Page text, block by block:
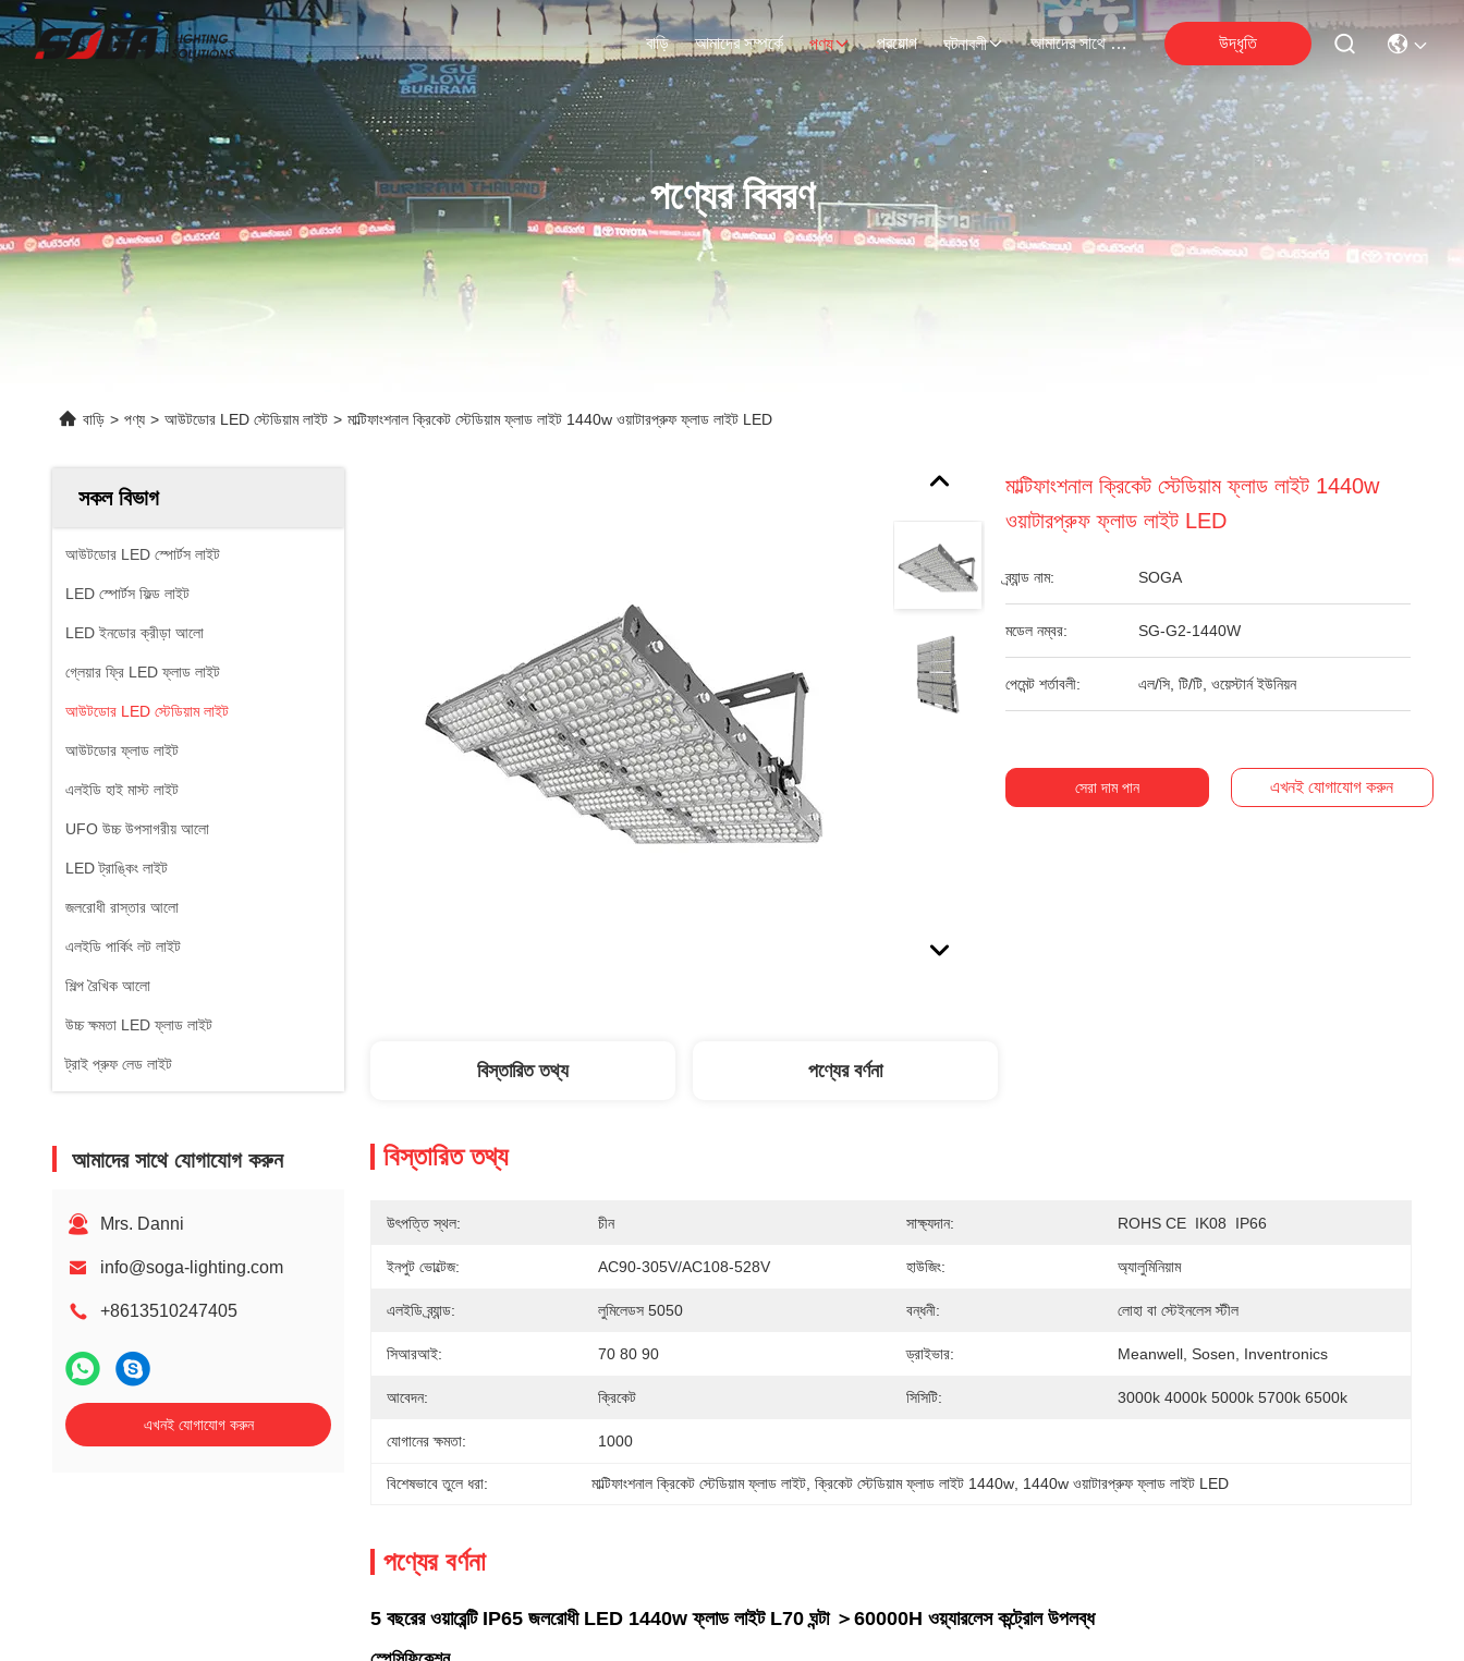
বাড়ি আমাদের সম্পর্কে পণ্য প্রয়োগ ঘটনাবলী আমাদের সাথে যোগাযোগ করুন উদ্ধৃতি
পণ্যের বিবরণ
বাড়ি > পণ্য > আউটডোর LED স্টেডিয়াম লাইট > মাল্টিফাংশনাল ক্রিকেট স্টেডিয়াম ফ্লাড লাইট 1440w ওয়াটারপ্রুফ ফ্লাড লাইট LED
সকল বিভাগ
আউটডোর LED স্পোর্টস লাইট
LED স্পোর্টস ফিল্ড লাইট
LED ইনডোর ক্রীড়া আলো
গ্লেয়ার ফ্রি LED ফ্লাড লাইট
আউটডোর LED স্টেডিয়াম লাইট
আউটডোর ফ্লাড লাইট
এলইডি হাই মাস্ট লাইট
UFO উচ্চ উপসাগরীয় আলো
LED ট্রাঙ্কিং লাইট
জলরোধী রাস্তার আলো
এলইডি পার্কিং লট লাইট
শিল্প রৈখিক আলো
উচ্চ ক্ষমতা LED ফ্লাড লাইট
ট্রাই প্রুফ লেড লাইট
আমাদের সাথে যোগাযোগ করুন
Mrs. Danni
info@soga-lighting.com
+8613510247405
এখনই যোগাযোগ করুন
মাল্টিফাংশনাল ক্রিকেট স্টেডিয়াম ফ্লাড লাইট 1440w
ওয়াটারপ্রুফ ফ্লাড লাইট LED
ব্র্যান্ড নাম: SOGA
মডেল নম্বর: SG-G2-1440W
পেমেন্ট শর্তাবলী: এল/সি, টি/টি, ওয়েস্টার্ন ইউনিয়ন
সেরা দাম পান এখনই যোগাযোগ করুন
বিস্তারিত তথ্য পণ্যের বর্ণনা
বিস্তারিত তথ্য
উৎপত্তি স্থল: চীন সাক্ষ্যদান: ROHS CE  IK08  IP66
ইনপুট ভোল্টেজ: AC90-305V/AC108-528V হাউজিং: অ্যালুমিনিয়াম
এলইডি ব্র্যান্ড: লুমিলেডস 5050 বন্ধনী: লোহা বা স্টেইনলেস স্টীল
সিআরআই: 70 80 90 ড্রাইভার: Meanwell, Sosen, Inventronics
আবেদন: ক্রিকেট সিসিটি: 3000k 4000k 5000k 5700k 6500k
যোগানের ক্ষমতা: 1000
বিশেষভাবে তুলে ধরা: মাল্টিফাংশনাল ক্রিকেট স্টেডিয়াম ফ্লাড লাইট , ক্রিকেট স্টেডিয়াম ফ্লাড লাইট 1440w 1440w ওয়াটারপ্রুফ ফ্লাড লাইট LED
পণ্যের বর্ণনা
5 বছরের ওয়ারেন্টি IP65 জলরোধী LED 1440w ফ্লাড লাইট L70 ঘন্টা ＞60000H ওয়্যারলেস কন্ট্রোল উপলব্ধ